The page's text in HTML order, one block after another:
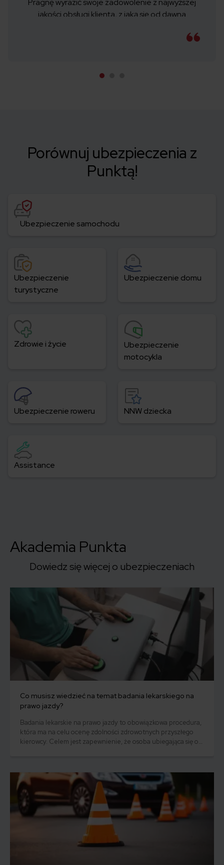
Pragnę wyrazić swoje zadowolenie z najwyższej
jakości obsługi klienta, z jaką się od dawna
Porównuj ubezpieczenia z
Punktą!
Ubezpieczenie samochodu
Ubezpieczenie
turystyczne
Ubezpieczenie domu
Zdrowie i życie
Ubezpieczenie
motocykla
Ubezpieczenie roweru NNW dziecka
Assistance
Akademia Punkta
Dowiedz się więcej o ubezpieczeniach
Co musisz wiedzieć na temat badania lekarskiego na
prawo jazdy?
Badania lekarskie na prawo jazdy to obowiązkowa procedura,
która ma na celu ocenę zdolności zdrowotnych przyszłego
kierowcy. Celem jest zapewnienie, że osoba ubiegająca się o